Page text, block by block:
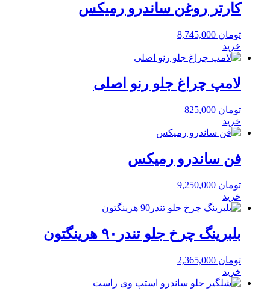
کارتر روغن ساندرو رمیکس
تومان
خرید
لامپ چراغ جلو رنو اصلی
تومان
خرید
فن ساندرو رمیکس
تومان
خرید
بلبرینگ چرخ جلو تندر۹۰ هرینگتون
تومان
خرید